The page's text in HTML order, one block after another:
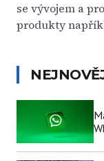
se vývojem a
produkty